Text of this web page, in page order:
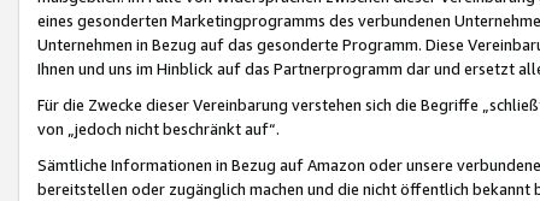
eines gesonderten Marketingprogramms des verbundenen
Unternehmen in Bezug auf das gesonderte Programm. Diese
Ihnen und uns im Hinblick auf das Partnerprogramm dar und ersetzt
Für die Zwecke dieser Vereinbarung verstehen sich die Begriffe
von „jedoch nicht beschränkt auf“.
Sämtliche Informationen in Bezug auf Amazon oder unsere
bereitstellen oder zugänglich machen und die nicht öffentlich